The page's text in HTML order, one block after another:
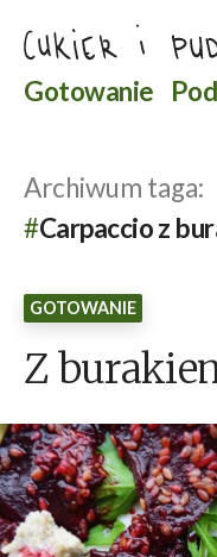
do
treści
Szukaj
Gotowanie
Archiwum taga:
Carpaccio z
GOTOWANIE
Z